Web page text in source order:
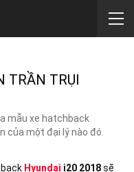
TRẦN TRỤI
mẫu xe hatchback
của một đại lý nào đó.
Hyundai i20 2018sẽ